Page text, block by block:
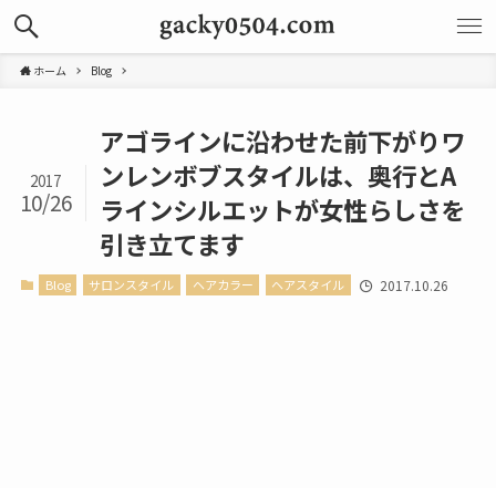
ホーム Blog
アゴラインに沿わせた前下がりワ
ンレンボブスタイルは、奥行とA
ラインシルエットが女性らしさを
引き立てます
2017
10/26
Blog サロンスタイル ヘアカラー ヘアスタイル 2017.10.26